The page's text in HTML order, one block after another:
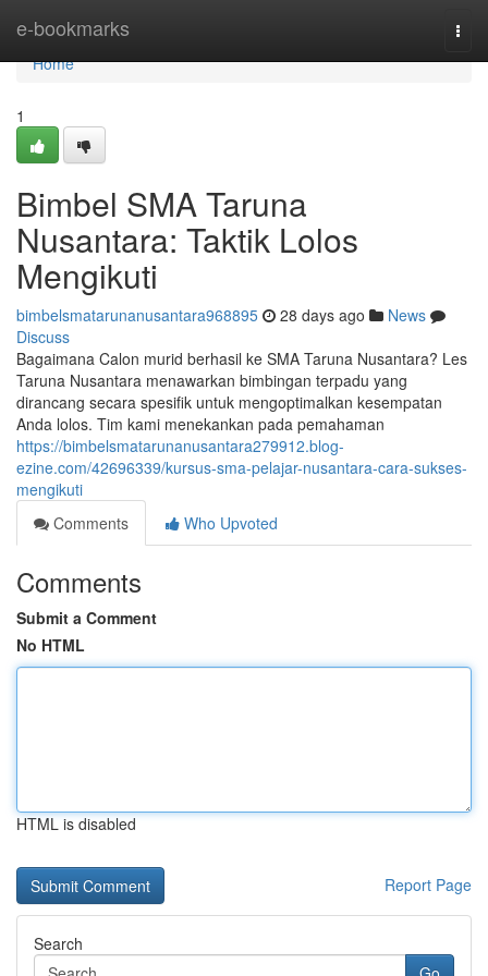
e-bookmarks
Home
Home
1
Bimbel SMA Taruna
Nusantara: Taktik Lolos
Mengikuti
bimbelsmatarunanusantara968895 28 days ago
News
Discuss
Bagaimana Calon murid berhasil ke SMA Taruna Nusantara? Les
Taruna Nusantara menawarkan bimbingan terpadu yang
dirancang secara spesifik untuk mengoptimalkan kesempatan
Anda lolos. Tim kami menekankan pada pemahaman
https://bimbelsmatarunanusantara279912.blog-
ezine.com/42696339/kursus-sma-pelajar-nusantara-cara-sukses-
mengikuti
Comments
Who Upvoted
Comments
Submit a Comment
No HTML
HTML is disabled
Report Page
Search